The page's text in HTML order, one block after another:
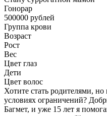
Гонoрар
500000 рублей
Группа крови
Возраст
Рост
Вес
Цвет глаз
Дети
Цвет волос
Хотите стать родителями, но
условиях ограничений?
Багмет, и уже 15 лет я